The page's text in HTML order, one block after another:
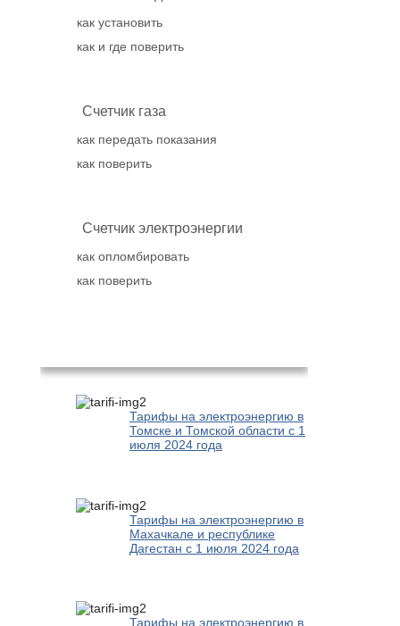
как установить
как и где поверить
Счетчик газа
как передать показания
как поверить
Счетчик электроэнергии
как опломбировать
как поверить
Тарифы на электроэнергию в
Томске и Томской области с 1
июля 2024 года
Тарифы на электроэнергию в
Махачкале и республике
Дагестан с 1 июля 2024 года
Тарифы на электроэнергию в